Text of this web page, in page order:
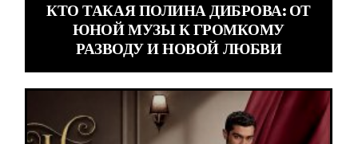
КТО ТАКАЯ ПОЛИНА ДИБРОВА: ОТ
ЮНОЙ МУЗЫ К ГРОМКОМУ
РАЗВОДУ И НОВОЙ ЛЮБВИ